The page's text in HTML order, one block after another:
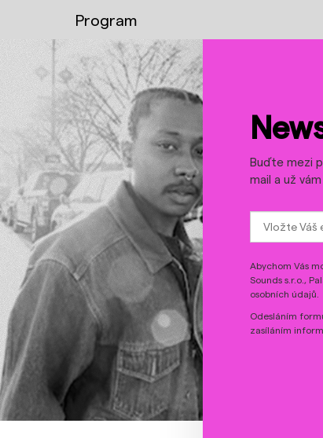
Program
YouTube Spotify
Buďte mezi
mail a už
Abychom Vás
Sounds s.r.o.,
osobních údajů.
Odesláním
zasíláním